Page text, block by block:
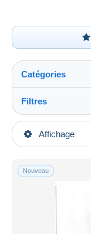
Affichage
Catégories
Catégories
Europe
France
Filtres
Types de vente
En cours
Prix fixes
Enchères
Enchères
Nouveau